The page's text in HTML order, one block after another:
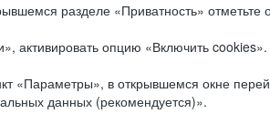
разделе «Приватность» отметьте
активировать опцию «Включить cookies».
«Параметры», в открывшемся окне
данных (рекомендуется)».